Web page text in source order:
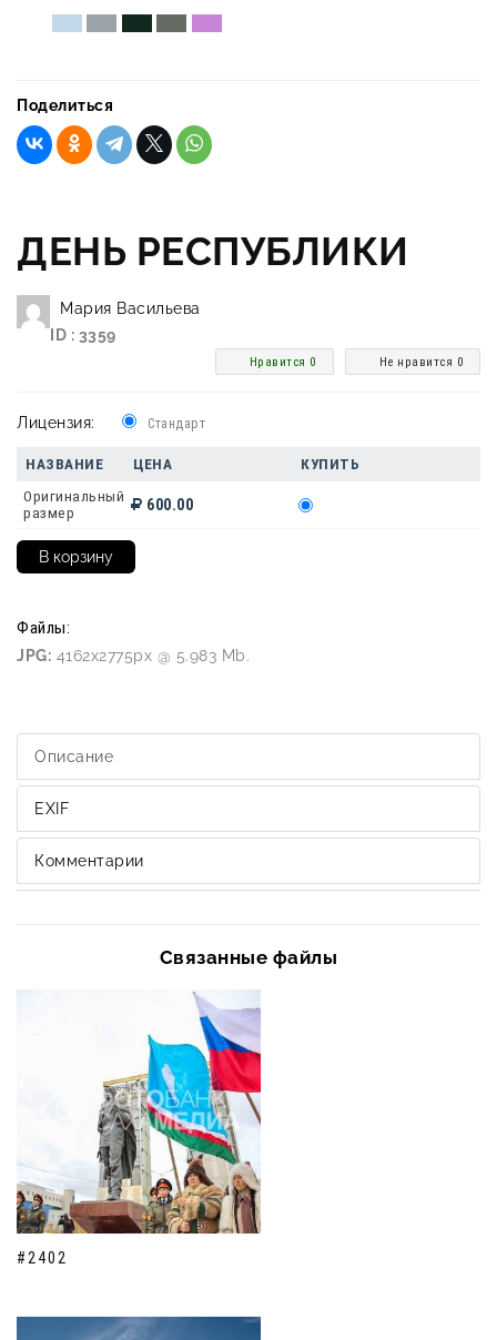
Поделиться
ДЕНЬ РЕСПУБЛИКИ
Мария Васильева
ID : 3359
Не нравится 0
Нравится 0
Лицензия: Стандарт
НАЗВАНИЕ ЦЕНА
КУПИТЬ
Оригинальный
размер
600.00
Файлы:
JPG: 4162x2775px @ 5.983 Mb.
Описание
EXIF
Комментарии
Связанные файлы
#2402